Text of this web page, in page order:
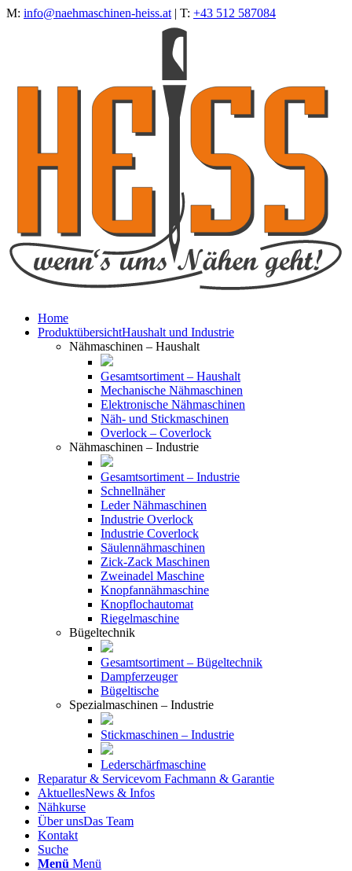
M: info@naehmaschinen-heiss.at | T: +43 512 587084
Home
ProduktübersichtHaushalt und Industrie
Nähmaschinen – Haushalt
Gesamtsortiment – Haushalt
Mechanische Nähmaschinen
Elektronische Nähmaschinen
Näh- und Stickmaschinen
Overlock – Coverlock
Nähmaschinen – Industrie
Gesamtsortiment – Industrie
Schnellnäher
Leder Nähmaschinen
Industrie Overlock
Industrie Coverlock
Säulennähmaschinen
Zick-Zack Maschinen
Zweinadel Maschine
Knopfannähmaschine
Knopflochautomat
Riegelmaschine
Bügeltechnik
Gesamtsortiment – Bügeltechnik
Dampferzeuger
Bügeltische
Spezialmaschinen – Industrie
Stickmaschinen – Industrie
Lederschärfmaschine
Reparatur & Servicevom Fachmann & Garantie
AktuellesNews & Infos
Nähkurse
Über unsDas Team
Kontakt
Suche
Menü Menü